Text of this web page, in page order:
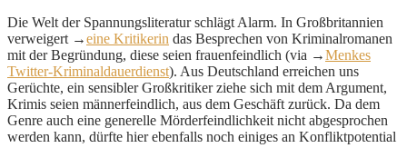
Die Welt der Spannungsliteratur schlägt Alarm. In Großbritannien
verweigert →eine Kritikerin das Besprechen von Kriminalromanen
mit der Begründung, diese seien frauenfeindlich (via →Menkes
Twitter-Kriminaldauerdienst). Aus Deutschland erreichen uns
Gerüchte, ein sensibler Großkritiker ziehe sich mit dem Argument,
Krimis seien männerfeindlich, aus dem Geschäft zurück. Da dem
Genre auch eine generelle Mörderfeindlichkeit nicht abgesprochen
werden kann, dürfte hier ebenfalls noch einiges an Konfliktpotential